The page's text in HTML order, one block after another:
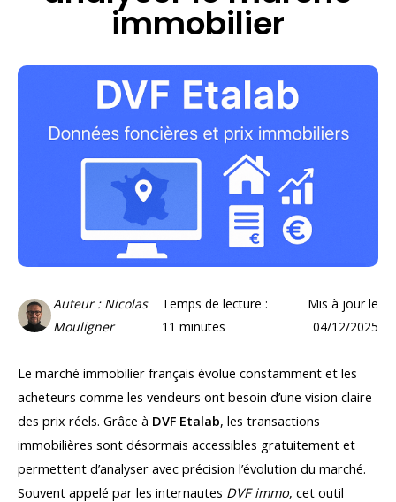
immobilier
Auteur : Nicolas
Mouligner
Temps de lecture :
11 minutes
Mis à jour le
04/12/2025
Le marché immobilier français évolue constamment et les
acheteurs comme les vendeurs ont besoin d’une vision claire
des prix réels. Grâce à DVF Etalab, les transactions
immobilières sont désormais accessibles gratuitement et
permettent d’analyser avec précision l’évolution du marché.
Souvent appelé par les internautes DVF immo, cet outil